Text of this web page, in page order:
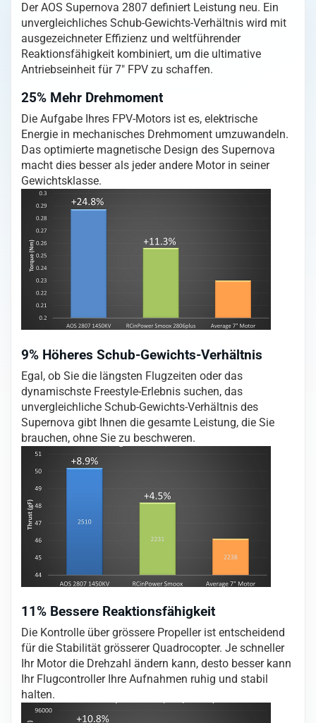
1400KV
Menge
Der AOS Supernova 2807 definiert Leistung neu. Ein
unvergleichliches Schub-Gewichts-Verhältnis wird mit
ausgezeichneter Effizienz und weltführender
Reaktionsfähigkeit kombiniert, um die ultimative
Antriebseinheit für 7″ FPV zu schaffen.
25% Mehr Drehmoment
Die Aufgabe Ihres FPV-Motors ist es, elektrische
Energie in mechanisches Drehmoment umzuwandeln.
Das optimierte magnetische Design des Supernova
macht dies besser als jeder andere Motor in seiner
Gewichtsklasse.
9% Höheres Schub-Gewichts-Verhältnis
Egal, ob Sie die längsten Flugzeiten oder das
dynamischste Freestyle-Erlebnis suchen, das
unvergleichliche Schub-Gewichts-Verhältnis des
Supernova gibt Ihnen die gesamte Leistung, die Sie
brauchen, ohne Sie zu beschweren.
11% Bessere Reaktionsfähigkeit
Die Kontrolle über grössere Propeller ist entscheidend
für die Stabilität grösserer Quadrocopter. Je schneller
Ihr Motor die Drehzahl ändern kann, desto besser kann
Ihr Flugcontroller Ihre Aufnahmen ruhig und stabil
halten.